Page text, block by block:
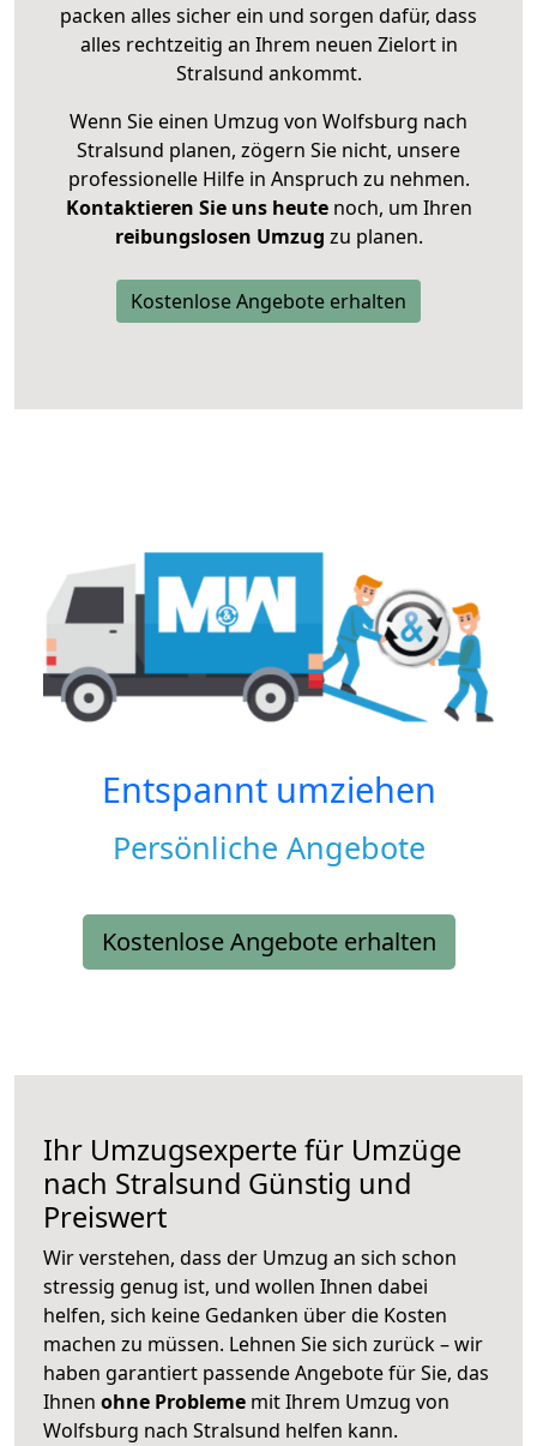
packen alles sicher ein und sorgen dafür, dass
alles rechtzeitig an Ihrem neuen Zielort in
Stralsund ankommt.
Wenn Sie einen Umzug von Wolfsburg nach
Stralsund planen, zögern Sie nicht, unsere
professionelle Hilfe in Anspruch zu nehmen.
Kontaktieren Sie uns heutenoch, um Ihren
reibungslosen Umzug zu planen.
Kostenlose Angebote erhalten
Entspannt umziehen
Persönliche Angebote
Kostenlose Angebote erhalten
Ihr Umzugsexperte für Umzüge
nach Stralsund Günstig und
Preiswert
Wir verstehen, dass der Umzug an sich schon
stressig genug ist, und wollen Ihnen dabei
helfen, sich keine Gedanken über die Kosten
machen zu müssen. Lehnen Sie sich zurück – wir
haben garantiert passende Angebote für Sie, das
Ihnen ohne Probleme mit Ihrem Umzug von
Wolfsburg nach Stralsund helfen kann.